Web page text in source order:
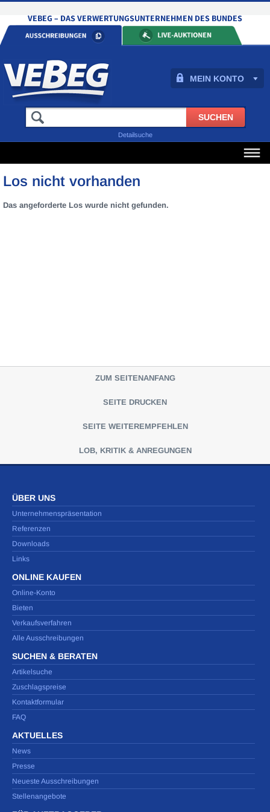
MEIN KONTO
Detailsuche
Los nicht vorhanden
Das angeforderte Los wurde nicht gefunden.
ZUM SEITENANFANG
SEITE DRUCKEN
SEITE WEITEREMPFEHLEN
LOB, KRITIK & ANREGUNGEN
ÜBER UNS
Unternehmenspräsentation
Referenzen
Downloads
Links
ONLINE KAUFEN
Online-Konto
Bieten
Verkaufsverfahren
Alle Ausschreibungen
SUCHEN & BERATEN
Artikelsuche
Zuschlagspreise
Kontaktformular
FAQ
AKTUELLES
News
Presse
Neueste Ausschreibungen
Stellenangebote